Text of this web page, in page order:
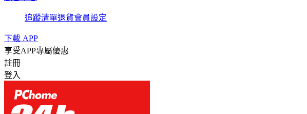
追蹤清單退貨會員設定
下載 APP
享受APP專屬優惠
註冊
登入